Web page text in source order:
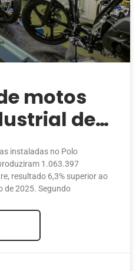
motos
de
1
instaladas no Polo
1.063.397
resultado 6,3% superior ao
de 2025. Segundo